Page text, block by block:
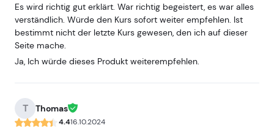
Es wird richtig gut erklärt. War richtig begeistert, es war alles
verständlich. Würde den Kurs sofort weiter empfehlen. Ist
bestimmt nicht der letzte Kurs gewesen, den ich auf dieser
Seite mache.
Ja, Ich würde dieses Produkt weiterempfehlen.
T Thomas
4.416.10.2024